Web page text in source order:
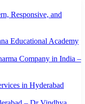
Responsive, and
Educational Academy
Company in India –
in Hyderabad